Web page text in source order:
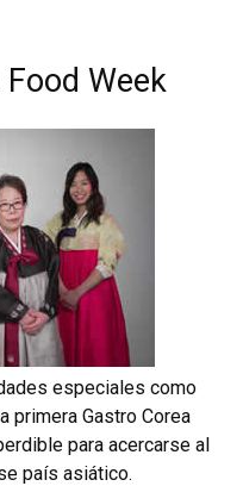
Week
especiales como
primera Gastro Corea
para acercarse al
país asiático.